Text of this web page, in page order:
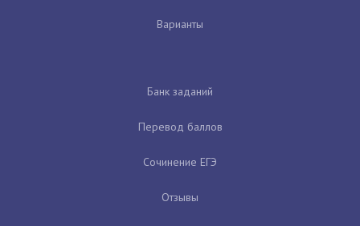
Варианты
Банк заданий
Перевод баллов
Сочинение ЕГЭ
Отзывы